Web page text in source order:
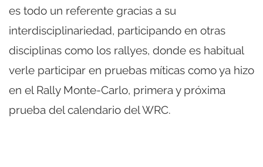
es todo un referente gracias a su
interdisciplinariedad, participando en otras
disciplinas como los rallyes, donde es habitual
verle participar en pruebas míticas como ya hizo
en el Rally Monte-Carlo, primera y próxima
prueba del calendario del WRC.